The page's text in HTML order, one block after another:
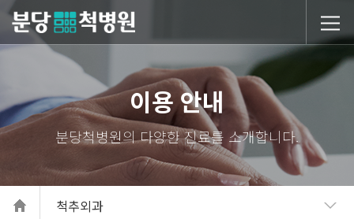
당척병원
이용 안내
척추외과